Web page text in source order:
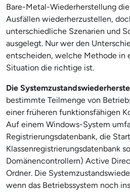
Bare-Metal-Wiederherstellung
Ausfällen wiederherzustellen,
unterschiedliche Szenarien und
ausgelegt. Nur wer den
entscheiden, welche Methode in
Situation die richtige ist.
Die
bestimmte Teilmenge von
einer früheren funktionsfähigen
Auf einem Windows-System
Registrierungsdatenbank, die
Klassenregistrierungsdatenbank
Domänencontrollern) Active
Ordner. Die
wenn das Betriebssystem noch